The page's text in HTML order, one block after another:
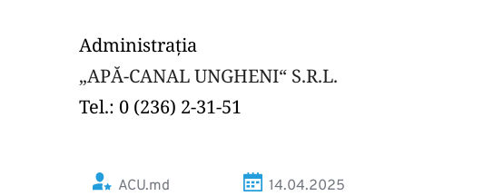
Administrația
„APĂ-CANAL UNGHENI“ S.R.L.
Tel.: 0 (236) 2-31-51
ACU.md 14.04.2025